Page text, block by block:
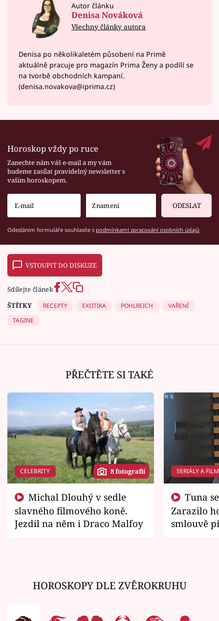
Autor článku
Denisa Nováková
Všechny články autora
Denisa po několikaletém působení na Primě
aktuálně pracuje pro magazín Prima Ženy a podílí se
na tvorbě obchodních kampaní.
(denisa.novakova@iprima.cz)
Horoskop vždy po ruce
Zanechte nám váš e-mail a my vám
budeme zasílat pravidelný newsletter s
vaším horoskopem.
ODESLAT
Odesláním formuláře souhlasíte s podmínkami zpracování osobních údajů
VSTOUPIT DO DISKUZE
Sdílejte článek
ŠTÍTKY
RECEPTY EXOTIKA POHLREICH
VAŘENÍ
TAGINE
PŘEČTĚTE SI TAKÉ
CELEBRITY 8 fotografií
slavného filmového koně.
Jezdil na něm i Draco Malfoy
SERIÁLY A
Zarazilo
smlouvě
HOROSKOPY DLE ZVĚROKRUHU